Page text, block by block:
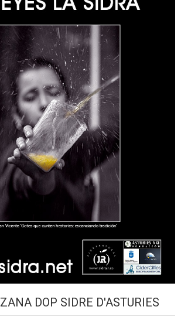
DOP SIDRE D'ASTURIES